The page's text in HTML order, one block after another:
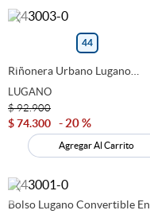
‹
44
Riñonera Urbano Lugano
LUGANO
$ 92.900
$74.300 20 %
Agregar Al Carrito
‹
Bolso Lugano Convertible En